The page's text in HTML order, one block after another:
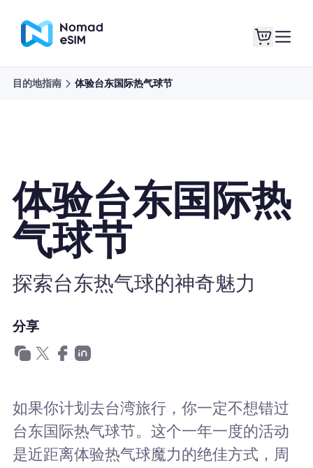
商城
关于 eSIM
为什么选择Nomad eSIM
企业用户
目的地指南 体验台东国际热气球节
体验台东国际热
气球节
探索台东热气球的神奇魅力
分享
如果你计划去台湾旅行，你一定不想错过
台东国际热气球节。这个一年一度的活动
是近距离体验热气球魔力的绝佳方式，周